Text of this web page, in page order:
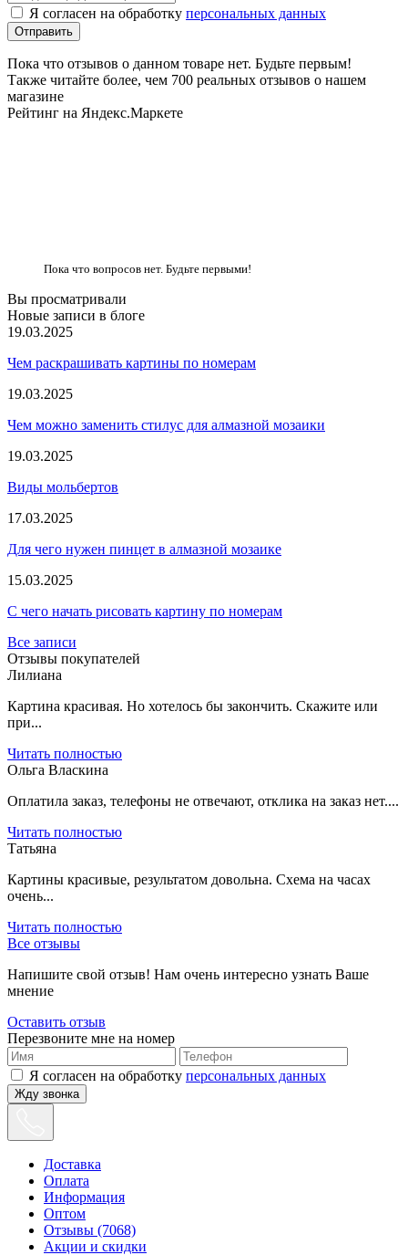
Я согласен на обработку персональных данных
Пока что отзывов о данном товаре нет. Будьте первым!
Также читайте более, чем 700 реальных отзывов о нашем
магазине
Рейтинг на Яндекс.Маркете
Пока что вопросов нет. Будьте первыми!
Вы просматривали
Новые записи в блоге
19.03.2025
Чем раскрашивать картины по номерам
19.03.2025
Чем можно заменить стилус для алмазной мозаики
19.03.2025
Виды мольбертов
17.03.2025
Для чего нужен пинцет в алмазной мозаике
15.03.2025
С чего начать рисовать картину по номерам
Все записи
Отзывы покупателей
Лилиана
Картина красивая. Но хотелось бы закончить. Скажите или
при...
Читать полностью
Ольга Власкина
Оплатила заказ, телефоны не отвечают, отклика на заказ нет....
Читать полностью
Татьяна
Картины красивые, результатом довольна. Схема на часах
очень...
Читать полностью
Все отзывы
Напишите свой отзыв! Нам очень интересно узнать Ваше
мнение
Оставить отзыв
Перезвоните мне на номер
Я согласен на обработку персональных данных
Жду звонка
Доставка
Оплата
Информация
Оптом
Отзывы (7068)
Акции и скидки